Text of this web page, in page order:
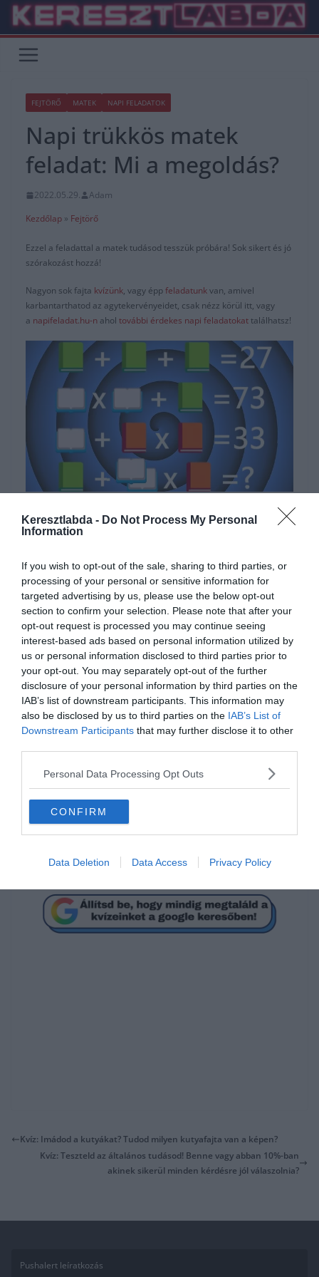
Keresztlabda - Do Not Process My Personal
Information
If you wish to opt-out of the sale, sharing to third parties, or
processing of your personal or sensitive information for
targeted advertising by us, please use the below opt-out
section to confirm your selection. Please note that after your
opt-out request is processed you may continue seeing
interest-based ads based on personal information utilized by
us or personal information disclosed to third parties prior to
your opt-out. You may separately opt-out of the further
disclosure of your personal information by third parties on the
IAB’s list of downstream participants. This information may
also be disclosed by us to third parties on the IAB’s List of
Downstream Participants that may further disclose it to other
Personal Data Processing Opt Outs
CONFIRM
Data Deletion Data Access Privacy Policy
Skip
content
FEJTÖRŐ MATEK NAPI FELADATOK
Napi trükkös matek
feladat: Mi a megoldás?
2022.05.29.
Adam
Kezdőlap » Fejtörő
Ezzel a feladattal a matek tudásod tesszük próbára! Sok sikert és jó
szórakozást hozzá!
Nagyon sok fajta kvízünk, vagy éppfeladatunkvan, amivel
karbantarthatod az agytekervényeidet, csak nézz körül itt, vagy
a napifeladat.hu-n ahol további érdekes napi feladatokattalálhatsz!
Mi a megoldás?
89
125
45
Kvíz: Imádod a kutyákat? Tudod milyen kutyafajta van a képen?
Kvíz: Teszteld az általános tudásod! Benne vagy abban 10%-ban
akinek sikerül minden kérdésre jól válaszolnia?
Pushalert leíratkozás